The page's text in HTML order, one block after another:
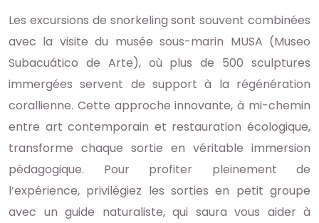
Les excursions de snorkeling sont souvent combinées
avec la visite du musée sous-marin MUSA (Museo
Subacuático de Arte), où plus de 500 sculptures
immergées servent de support à la régénération
corallienne. Cette approche innovante, à mi-chemin
entre art contemporain et restauration écologique,
transforme chaque sortie en véritable immersion
pédagogique. Pour profiter pleinement de
l’expérience, privilégiez les sorties en petit groupe
avec un guide naturaliste, qui saura vous aider à